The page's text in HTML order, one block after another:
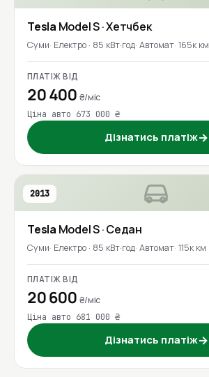
Tesla Model S· Хетчбек
Суми Електро · 85 кВт·год Автомат 165к км
ПЛАТІЖ ВІД
20 400 ₴/міс
Ціна авто 673 000 ₴
Дізнатись платіж→
2013
Tesla Model S· Седан
Суми Електро · 85 кВт·год Автомат 115к км
ПЛАТІЖ ВІД
20 600 ₴/міс
Ціна авто 681 000 ₴
Дізнатись платіж→